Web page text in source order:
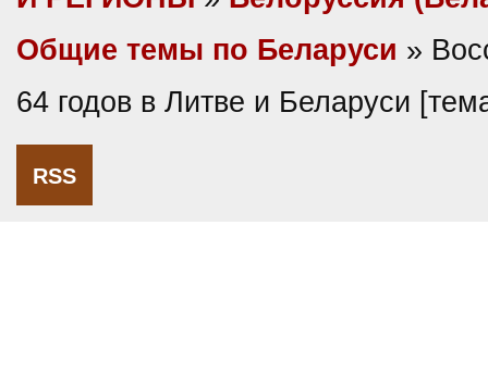
Общие темы по Беларуси »
64 годов в Литве и Беларуси
RSS